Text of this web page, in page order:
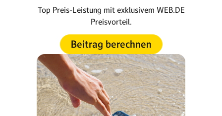
Top Preis-Leistung mit exklusivem WEB.DE
Preisvorteil.
Beitrag berechnen